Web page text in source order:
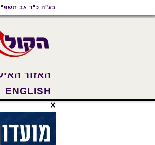
נגישות
ראשי
ראשי
בע"ה כ"ד אב תשפ"ו
האזור
ENGLISH
×